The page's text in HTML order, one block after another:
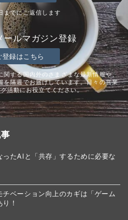
までにご返信します
ルマガジン登録
登録はこちら
関する国内外のさまざまな最新情報や、
を隔週でお届けしています。日々の営業
活動にお役立てください。
ったAIと「共存」するために必要な
チベーション向上のカギは「ゲーム
！